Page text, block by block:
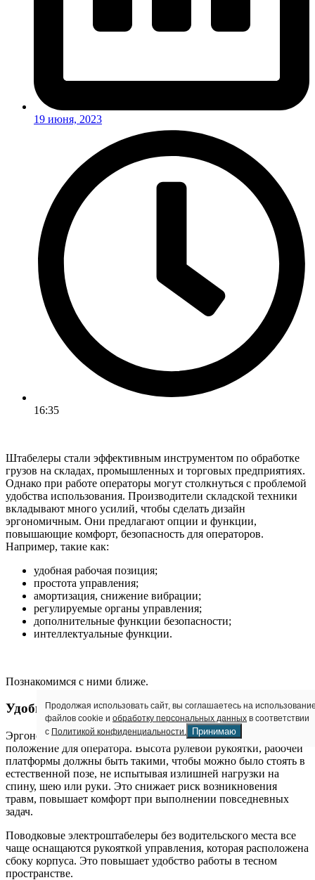
19 июня, 2023
16:35
Штабелеры стали эффективным инструментом по обработке
грузов на складах, промышленных и торговых предприятиях.
Однако при работе операторы могут столкнуться с проблемой
удобства использования. Производители складской техники
вкладывают много усилий, чтобы сделать дизайн
эргономичным. Они предлагают опции и функции,
повышающие комфорт, безопасность для операторов.
Например, такие как:
удобная рабочая позиция;
простота управления;
амортизация, снижение вибрации;
регулируемые органы управления;
дополнительные функции безопасности;
интеллектуальные функции.
Познакомимся с ними ближе.
Удобная рабочая позиция
Эргономичный дизайн штабелера обеспечивает комфортное
положение для оператора. Высота рулевой рукоятки, рабочей
платформы должны быть такими, чтобы можно было стоять в
естественной позе, не испытывая излишней нагрузки на
спину, шею или руки. Это снижает риск возникновения
травм, повышает комфорт при выполнении повседневных
задач.
Поводковые электроштабелеры без водительского места все
чаще оснащаются рукояткой управления, которая расположена
сбоку корпуса. Это повышает удобство работы в тесном
пространстве.
Продолжая использовать сайт, вы соглашаетесь на
файлов cookie и обработку персональных данных в соответствии
с Политикой конфиденциальности. Принимаю